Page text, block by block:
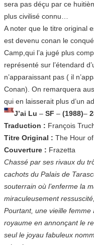
sera pas déçu par ce
plus civilisé connu…
A noter que le titre original
est devenu conan le
Camp,qui l’a jugé plus
représenté sur l’étendard
n’apparaissant pas ( il
Conan). On remarquera
qui en laisserait plus d’un
J’ai Lu – SF – (1988)–
Traduction : François
Titre Original : The Hour
Couverture : Frazetta
Chassé par ses rivaux du
cachots du Palais de
souterrain où l’enferme la
miraculeusement
Pourtant, une vieille femme
royaume en annonçant le
seul le joyau fabuleux